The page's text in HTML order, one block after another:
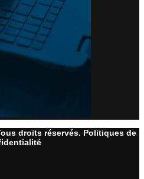
droits réservés. Politiques de